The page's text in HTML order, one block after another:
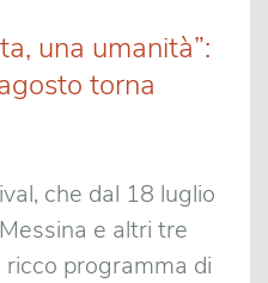
una umanità”:
torna
che dal 18 luglio
e altri tre
programma di